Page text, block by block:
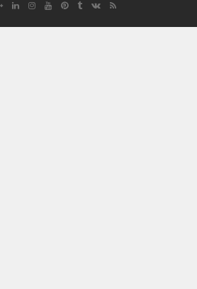
GoogleLinkedinInstagramYouTubePinterest
TumblrVK RSS